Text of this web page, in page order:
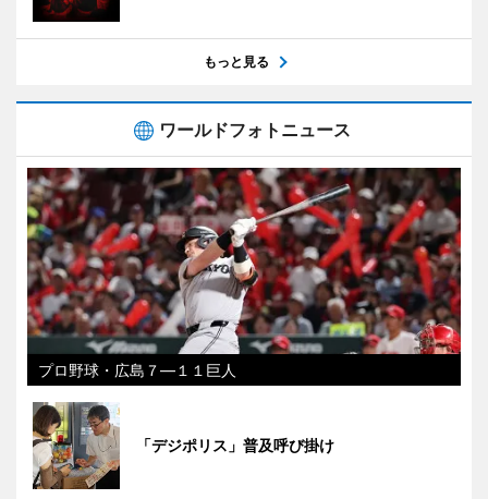
もっと見る
ワールドフォトニュース
プロ野球・広島７―１１巨人
「デジポリス」普及呼び掛け